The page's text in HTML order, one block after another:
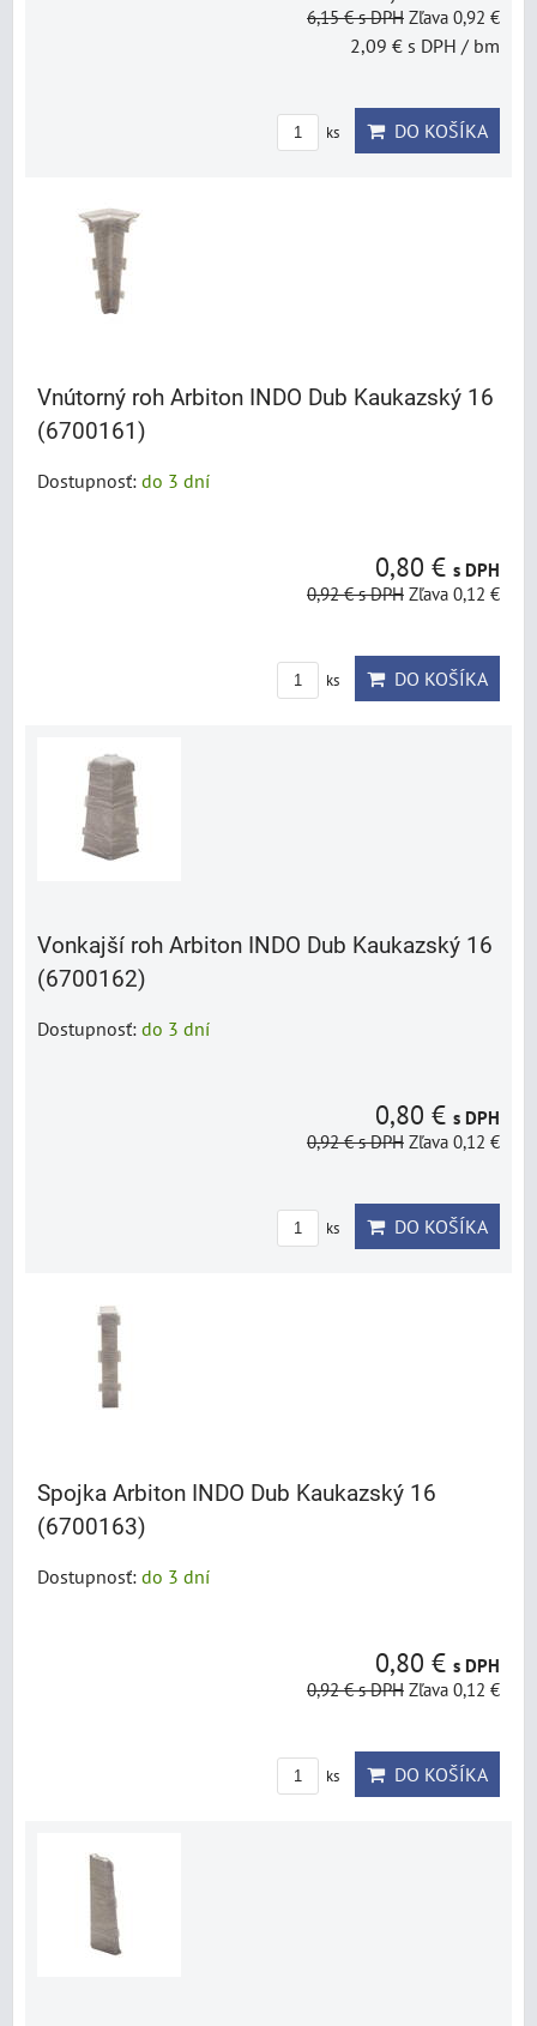
6,15 €s DPH Zľava 0,92 €
2,09 € s DPH / bm
ks DO KOŠÍKA
Vnútorný roh Arbiton INDO Dub Kaukazský 16
(6700161)
Dostupnosť: do 3 dní
0,80 € s DPH
0,92 €s DPH Zľava 0,12 €
ks DO KOŠÍKA
Vonkajší roh Arbiton INDO Dub Kaukazský 16
(6700162)
Dostupnosť: do 3 dní
0,80 € s DPH
0,92 €s DPH Zľava 0,12 €
ks DO KOŠÍKA
Spojka Arbiton INDO Dub Kaukazský 16
(6700163)
Dostupnosť: do 3 dní
0,80 € s DPH
0,92 €s DPH Zľava 0,12 €
ks DO KOŠÍKA